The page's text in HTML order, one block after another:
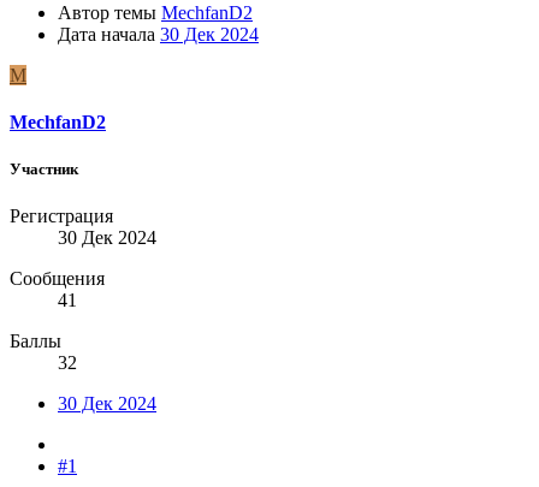
Автор темы MechfanD2
Дата начала 30 Дек 2024
M
MechfanD2
Участник
Регистрация
30 Дек 2024
Сообщения
41
Баллы
32
30 Дек 2024
#1